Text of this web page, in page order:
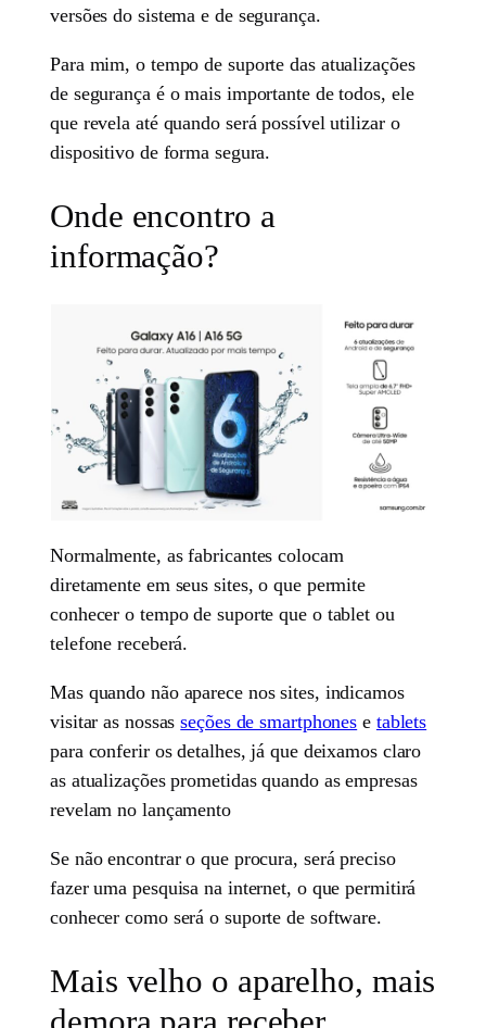
versões do sistema e de segurança.
Para mim, o tempo de suporte das atualizações
de segurança é o mais importante de todos, ele
que revela até quando será possível utilizar o
dispositivo de forma segura.
Onde encontro a
informação?
Normalmente, as fabricantes colocam
diretamente em seus sites, o que permite
conhecer o tempo de suporte que o tablet ou
telefone receberá.
Mas quando não aparece nos sites, indicamos
visitar as nossasseções de smartphones e tablets
para conferir os detalhes, já que deixamos claro
as atualizações prometidas quando as empresas
revelam no lançamento
Se não encontrar o que procura, será preciso
fazer uma pesquisa na internet, o que permitirá
conhecer como será o suporte de software.
Mais velho o aparelho, mais